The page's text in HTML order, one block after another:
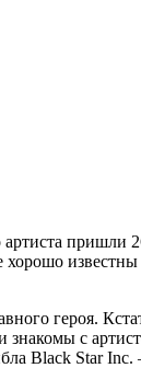
пришли
героя.
с
Black Star Inc.